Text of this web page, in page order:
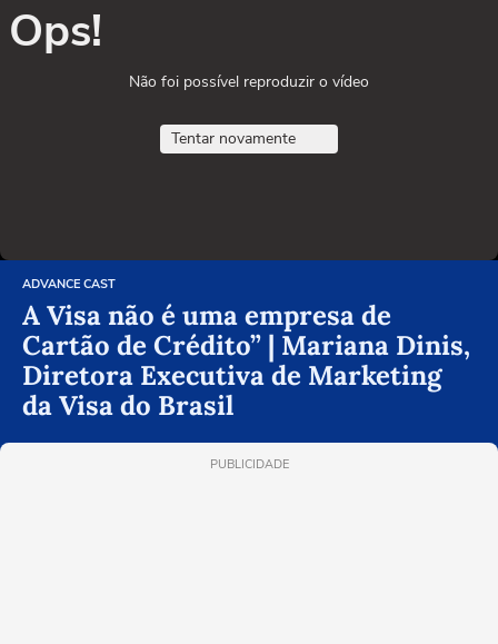
Ops!
Não foi possível reproduzir o vídeo
Tentar novamente
ADVANCE CAST
A Visa não é uma empresa de
Cartão de Crédito” | Mariana Dinis,
Diretora Executiva de Marketing
da Visa do Brasil
PUBLICIDADE